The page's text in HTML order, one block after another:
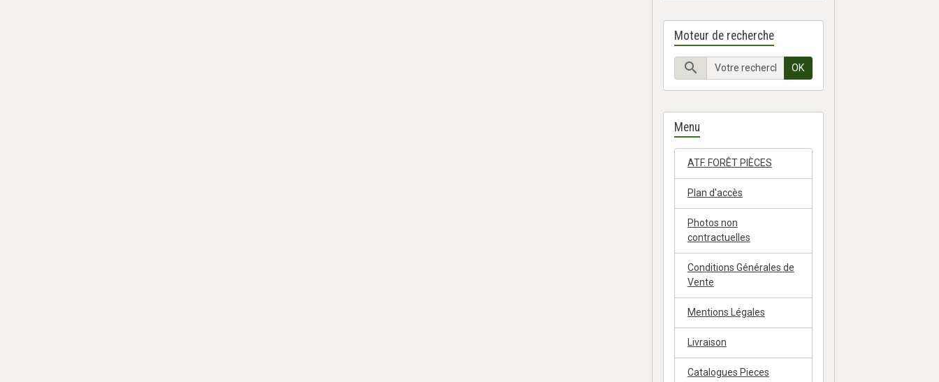
Moteur de recherche
OK
Menu
ATF. FORÊT PIÈCES
Plan d'accès
Photos non
contractuelles
Conditions Générales de
Vente
Mentions Légales
Livraison
Catalogues Pieces